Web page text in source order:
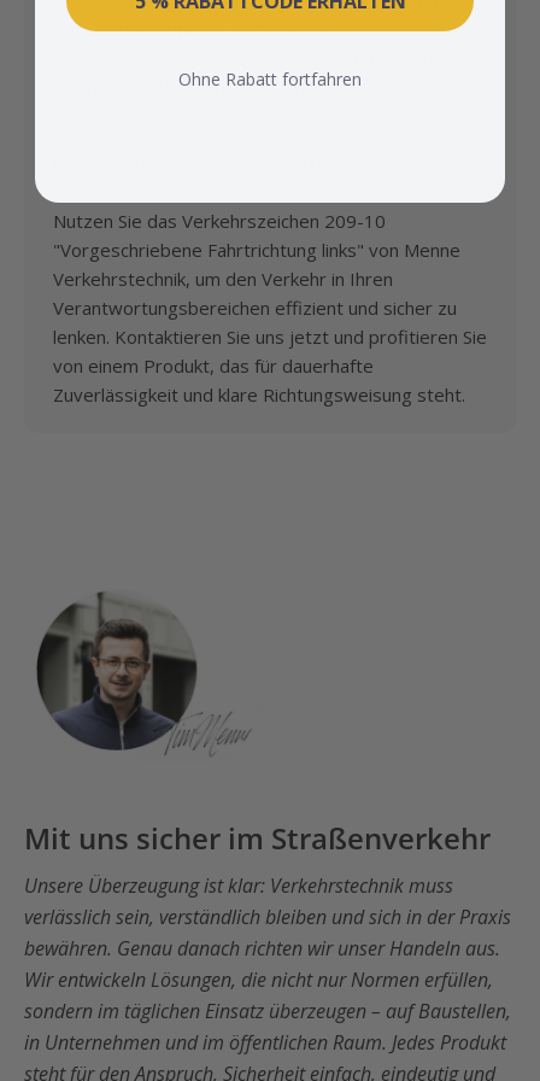
Mindestbestellwert, einfache Bestellprozesse und
"sehr gute" Bewertungbei Trusted Shops.
Nutzen Sie das Verkehrszeichen 209-10
"Vorgeschriebene Fahrtrichtung links" von Menne
Verkehrstechnik, um den Verkehr in Ihren
Verantwortungsbereichen effizient und sicher zu
lenken. Kontaktieren Sie uns jetzt und profitieren Sie
von einem Produkt, das für dauerhafte
Zuverlässigkeit und klare Richtungsweisung steht.
Mit uns sicher im Straßenverkehr
Unsere Überzeugung ist klar: Verkehrstechnik muss
verlässlich sein, verständlich bleiben und sich in der Praxis
bewähren. Genau danach richten wir unser Handeln aus.
Wir entwickeln Lösungen, die nicht nur Normen erfüllen,
sondern im täglichen Einsatz überzeugen – auf Baustellen,
in Unternehmen und im öffentlichen Raum. Jedes Produkt
steht für den Anspruch, Sicherheit einfach, eindeutig und
Ohne Rabatt fortfahren